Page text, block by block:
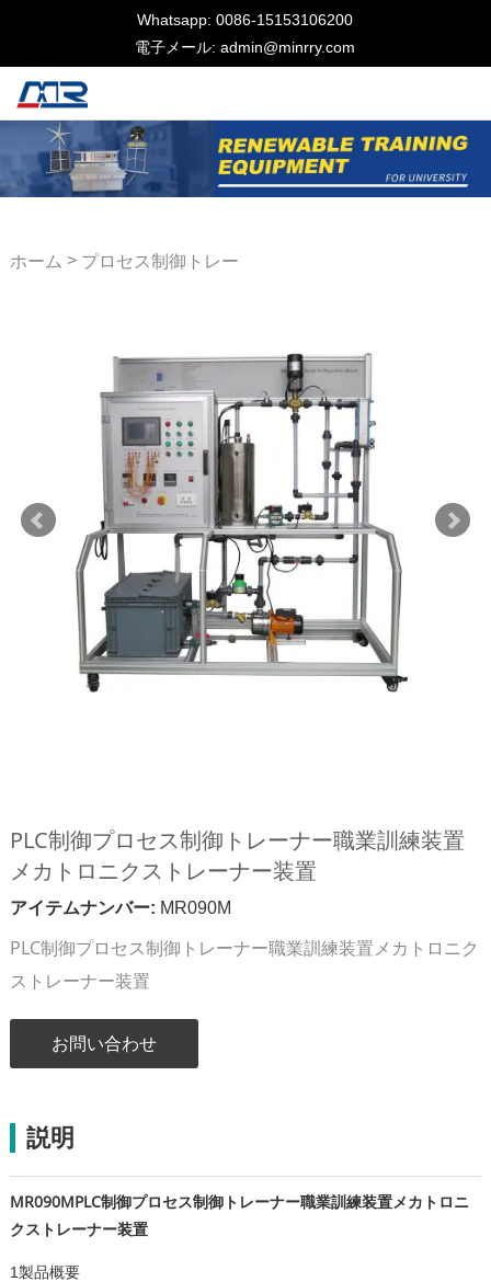
Whatsapp: 0086-15153106200
電子メール: admin@minrry.com
ホーム > プロセス制御トレー
PLC制御プロセス制御トレーナー職業訓練装置
メカトロニクストレーナー装置
アイテムナンバー: MR090M
PLC制御プロセス制御トレーナー職業訓練装置メカトロニク
ストレーナー装置
お問い合わせ
説明
MR090MPLC制御プロセス制御トレーナー職業訓練装置メカトロニ
クストレーナー装置
1製品概要